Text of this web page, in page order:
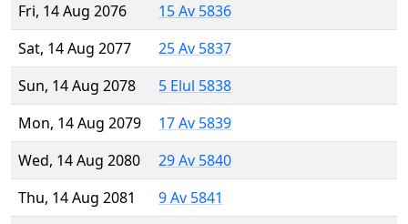
Fri, 14 Aug 2076
15 Av 5836
Sat, 14 Aug 2077
25 Av 5837
Sun, 14 Aug 2078
5 Elul 5838
Mon, 14 Aug 2079
17 Av 5839
Wed, 14 Aug 2080
29 Av 5840
Thu, 14 Aug 2081
9 Av 5841